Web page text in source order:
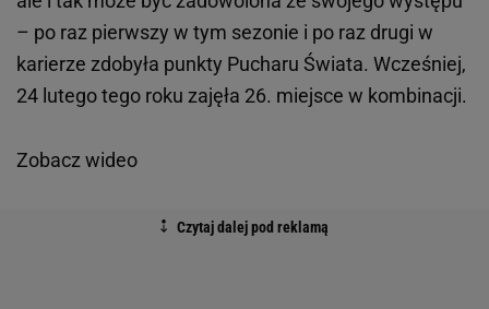
– po raz pierwszy w tym sezonie i po raz drugi w
karierze zdobyła punkty Pucharu Świata. Wcześniej,
24 lutego tego roku zajęła 26. miejsce w kombinacji.
Zobacz wideo